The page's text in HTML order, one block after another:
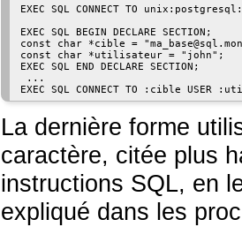
EXEC SQL CONNECT TO
EXEC SQL BEGIN DECLARE SECTION;
const char *cible =
const char *utilisateur = "john";
EXEC SQL END DECLARE SECTION;
...
La dernière forme
caractère, citée plus
instructions SQL, en
expliqué dans les